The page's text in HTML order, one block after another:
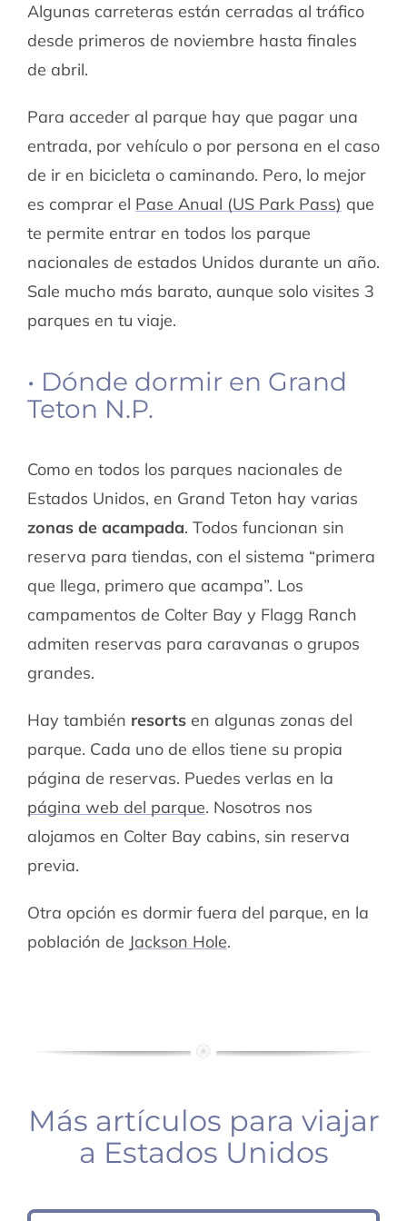
Algunas carreteras están cerradas al tráfico
desde primeros de noviembre hasta finales
de abril.
Para acceder al parque hay que pagar una
entrada, por vehículo o por persona en el caso
de ir en bicicleta o caminando. Pero, lo mejor
es comprar el Pase Anual (US Park Pass) que
te permite entrar en todos los parque
nacionales de estados Unidos durante un año.
Sale mucho más barato, aunque solo visites 3
parques en tu viaje.
• Dónde dormir en Grand
Teton N.P.
Como en todos los parques nacionales de
Estados Unidos, en Grand Teton hay varias
zonas de acampada. Todos funcionan sin
reserva para tiendas, con el sistema “primera
que llega, primero que acampa”. Los
campamentos de Colter Bay y Flagg Ranch
admiten reservas para caravanas o grupos
grandes.
Hay también resortsen algunas zonas del
parque. Cada uno de ellos tiene su propia
página de reservas. Puedes verlas en la
página web del parque. Nosotros nos
alojamos en Colter Bay cabins, sin reserva
previa.
Otra opción es dormir fuera del parque, en la
población de Jackson Hole.
Más artículos para viajar
a Estados Unidos